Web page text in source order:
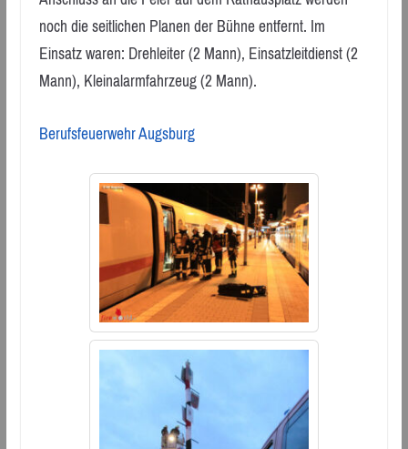
noch die seitlichen Planen der Bühne entfernt. Im
Einsatz waren: Drehleiter (2 Mann), Einsatzleitdienst (2
Mann), Kleinalarmfahrzeug (2 Mann).
Berufsfeuerwehr Augsburg